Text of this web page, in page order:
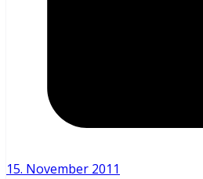
15. November 2011